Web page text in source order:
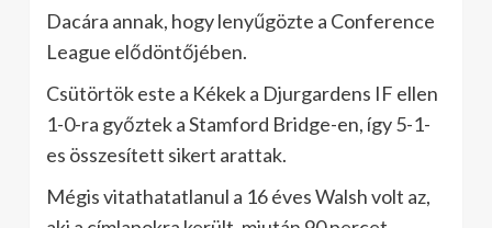
Dacára annak, hogy lenyűgözte a Conference
League elődöntőjében.
Csütörtök este a Kékek a Djurgardens IF ellen
1-0-ra győztek a Stamford Bridge-en, így 5-1-
es összesített sikert arattak.
Mégis vitathatatlanul a 16 éves Walsh volt az,